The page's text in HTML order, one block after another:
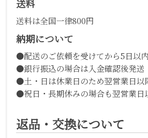
送料
送料は全国一律800円
納期について
●配送のご依頼を受けてから5日以
●銀行振込の場合は入金確認後発送
●土・日は休業日のため翌営業日以
●祝日・長期休みの場合も翌営業日
返品・交換について